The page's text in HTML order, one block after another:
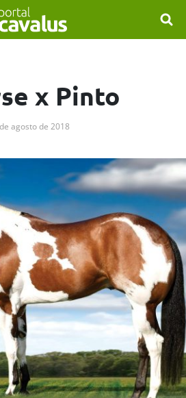
x Pinto
agosto de 2018